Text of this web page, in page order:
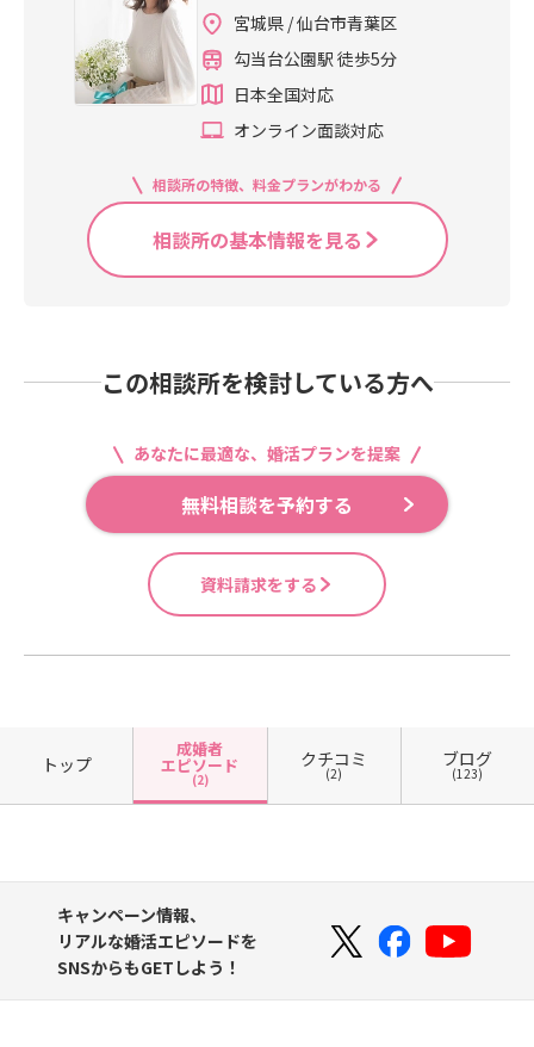
宮城県 / 仙台市青葉区
勾当台公園駅 徒歩5分
日本全国対応
オンライン面談対応
相談所の特徴、料金プランがわかる
相談所の基本情報を見る
この相談所を検討している方へ
あなたに最適な、婚活プランを提案
無料相談を予約する
資料請求をする
トップ
成婚者
エピソード
(2)
クチコミ
(2)
ブログ
(123)
キャンペーン情報、
リアルな婚活エピソードを
SNSからもGETしよう！